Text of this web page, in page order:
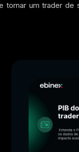
tornar um trader